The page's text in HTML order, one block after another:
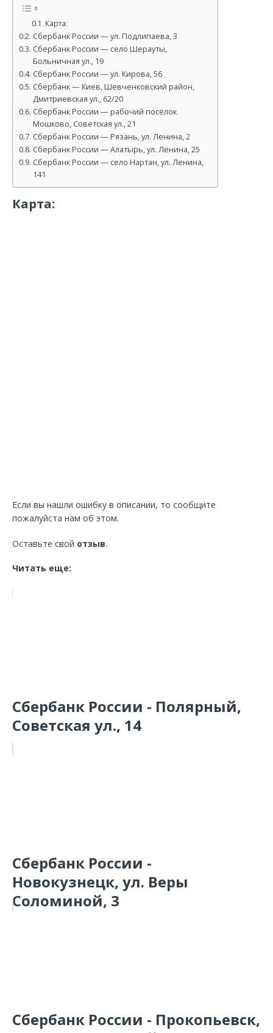
Карта:
Сбербанк России — ул. Подлипаева, 3
Сбербанк России — село Шерауты,
Больничная ул., 19
Сбербанк России — ул. Кирова, 56
Сбербанк — Киев, Шевченковский район,
Дмитриевская ул., 62/20
Сбербанк России — рабочий посёлок
Мошково, Советская ул., 21
Сбербанк России — Рязань, ул. Ленина, 2
Сбербанк России — Алатырь, ул. Ленина, 25
Сбербанк России — село Нартан, ул. Ленина,
141
Карта:
Если вы нашли ошибку в описании, то сообщите
пожалуйста нам об этом.
Оставьте свой отзыв.
Читать еще:
Сбербанк России - Полярный,
Советская ул., 14
Сбербанк России -
Новокузнецк, ул. Веры
Соломиной, 3
Сбербанк России - Прокопьевск,